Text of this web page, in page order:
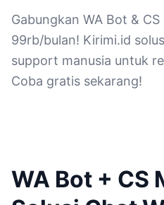
Gabungkan WA Bot &
99rb/bulan! Kirimi.id
support manusia untuk
Coba gratis sekarang!
WA Bot + CS